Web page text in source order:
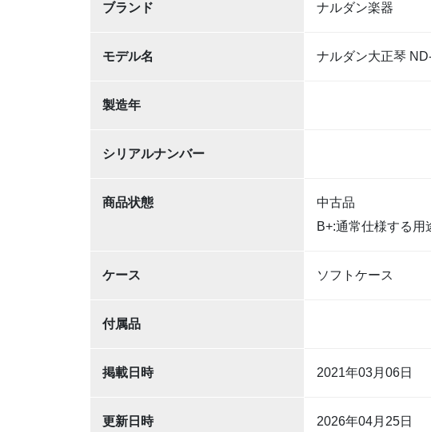
ブランド ナルダン楽器
モデル名 ナルダン大正琴
製造年
シリアルナンバー
商品状態
中古品
B+:通常仕様する用
ケース ソフトケース
付属品
掲載日時 2021年03月06日
更新日時 2026年04月25日